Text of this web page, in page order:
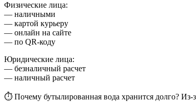
Физические лица:
— наличными
— картой курьеру
— онлайн на сайте
— по QR-коду
Юридические лица:
— безналичный расчет
— наличный расчет
⏱ Почему бутылированная вода хранится долго? Из-